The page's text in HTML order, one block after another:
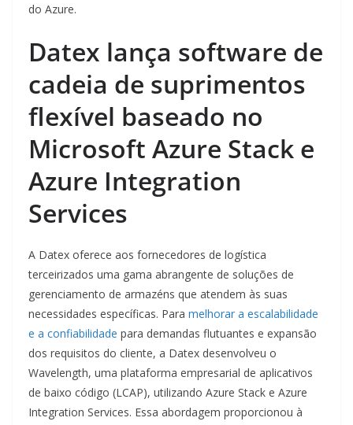
do Azure.
Datex lança software de
cadeia de suprimentos
flexível baseado no
Microsoft Azure Stack e
Azure Integration
Services
A Datex oferece aos fornecedores de logística
terceirizados uma gama abrangente de soluções de
gerenciamento de armazéns que atendem às suas
necessidades específicas. Para melhorar a escalabilidade
e a confiabilidade para demandas flutuantes e expansão
dos requisitos do cliente, a Datex desenvolveu o
Wavelength, uma plataforma empresarial de aplicativos
de baixo código (LCAP), utilizando Azure Stack e Azure
Integration Services. Essa abordagem proporcionou à